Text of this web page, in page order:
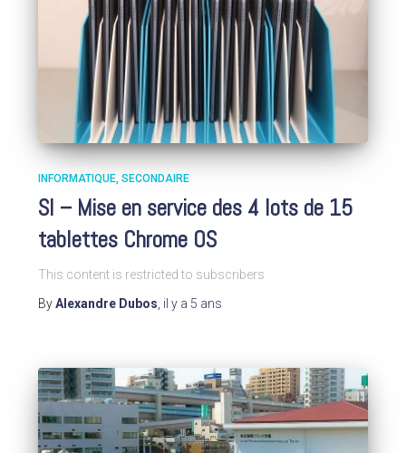
INFORMATIQUE SECONDAIRE
SI – Mise en service des 4 lots de 15
tablettes Chrome OS
This content is restricted to subscribers
ByAlexandre Dubos, il y a 5 ans